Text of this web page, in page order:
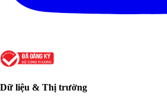
Dữ liệu & Thị trường